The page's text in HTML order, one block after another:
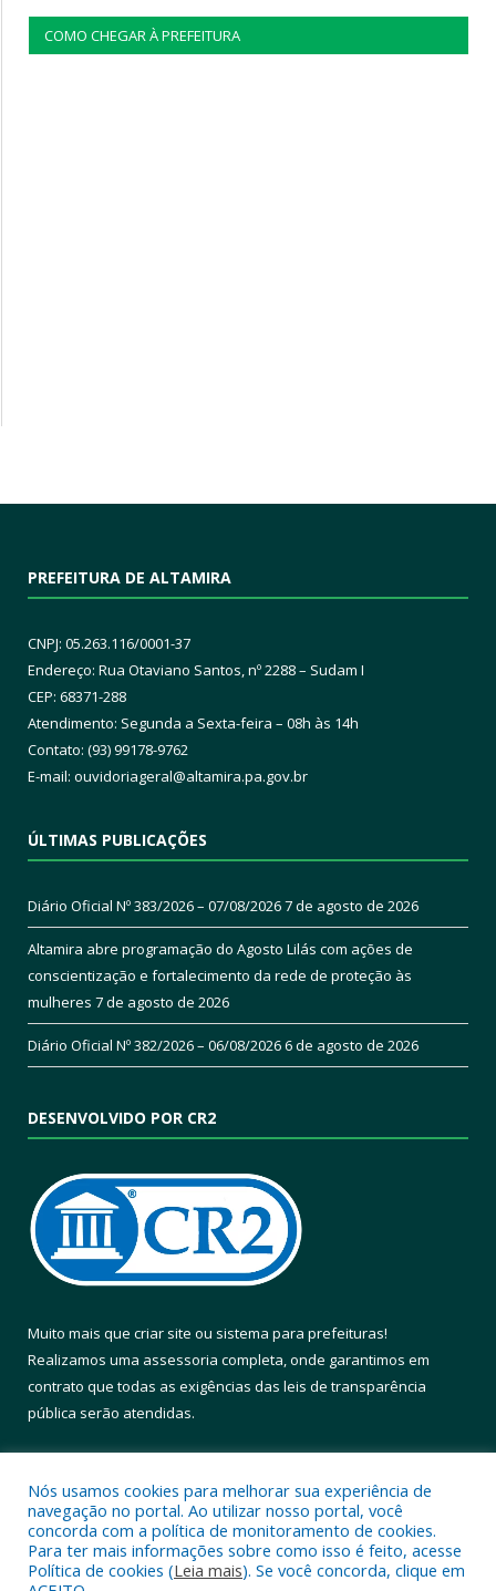
COMO CHEGAR À PREFEITURA
PREFEITURA DE ALTAMIRA
CNPJ: 05.263.116/0001-37
Endereço: Rua Otaviano Santos, nº 2288 – Sudam I
CEP: 68371-288
Atendimento: Segunda a Sexta-feira – 08h às 14h
Contato: (93) 99178-9762
E-mail: ouvidoriageral@altamira.pa.gov.br
ÚLTIMAS PUBLICAÇÕES
Diário Oficial Nº 383/2026 – 07/08/20267 de agosto de 2026
Altamira abre programação do Agosto Lilás com ações de
conscientização e fortalecimento da rede de proteção às
mulheres 7 de agosto de 2026
Diário Oficial Nº 382/2026 – 06/08/20266 de agosto de 2026
DESENVOLVIDO POR CR2
Muito mais que criar site ou sistema para prefeituras!
Realizamos uma assessoria completa, onde garantimos em
contrato que todas as exigências das leis de transparência
pública serão atendidas.
Todos os direitos reservados a Prefeitura Municipal de Altamira.
Nós usamos cookies para melhorar sua experiência de
navegação no portal. Ao utilizar nosso portal, você
concorda com a política de monitoramento de cookies.
Para ter mais informações sobre como isso é feito, acesse
Política de cookies (Leia mais). Se você concorda, clique em